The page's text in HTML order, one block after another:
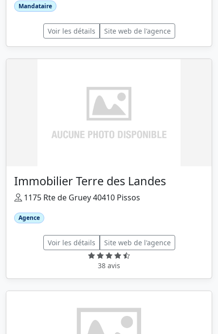
Mandataire
Voir les détails Site web de l'agence
Immobilier Terre des Landes
1175 Rte de Gruey 40410 Pissos
Agence
Voir les détails Site web de l'agence
38 avis